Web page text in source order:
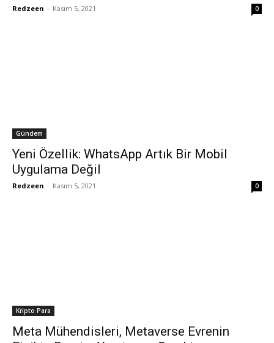
Redzeen - Kasım 5, 2021 0
Gündem
Yeni Özellik: WhatsApp Artık Bir Mobil
Uygulama Değil
Redzeen - Kasım 5, 2021 0
Kripto Para
Meta Mühendisleri, Metaverse Evrenin